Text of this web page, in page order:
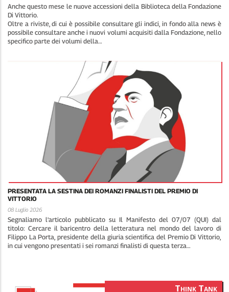
Anche questo mese le nuove accessioni della Biblioteca della Fondazione
Di Vittorio.
Oltre a riviste, di cui è possibile consultare gli indici, in fondo alla news è
possibile consultare anche i nuovi volumi acquisiti dalla Fondazione, nello
specifico parte dei volumi della…
PRESENTATA LA SESTINA DEI ROMANZI FINALISTI DEL PREMIO DI
VITTORIO
08 Luglio 2026
Segnaliamo l'articolo pubblicato su Il Manifesto del 07/07 (QUI) dal
titolo: Cercare il baricentro della letteratura nel mondo del lavoro di
Filippo La Porta, presidente della giuria scientifica del Premio Di Vittorio,
in cui vengono presentati i sei romanzi finalisti di questa terza…
Think Tank